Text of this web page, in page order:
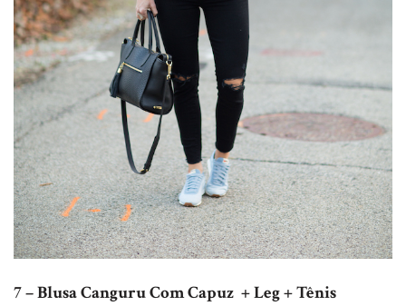
7 – Blusa Canguru Com Capuz + Leg + Tênis